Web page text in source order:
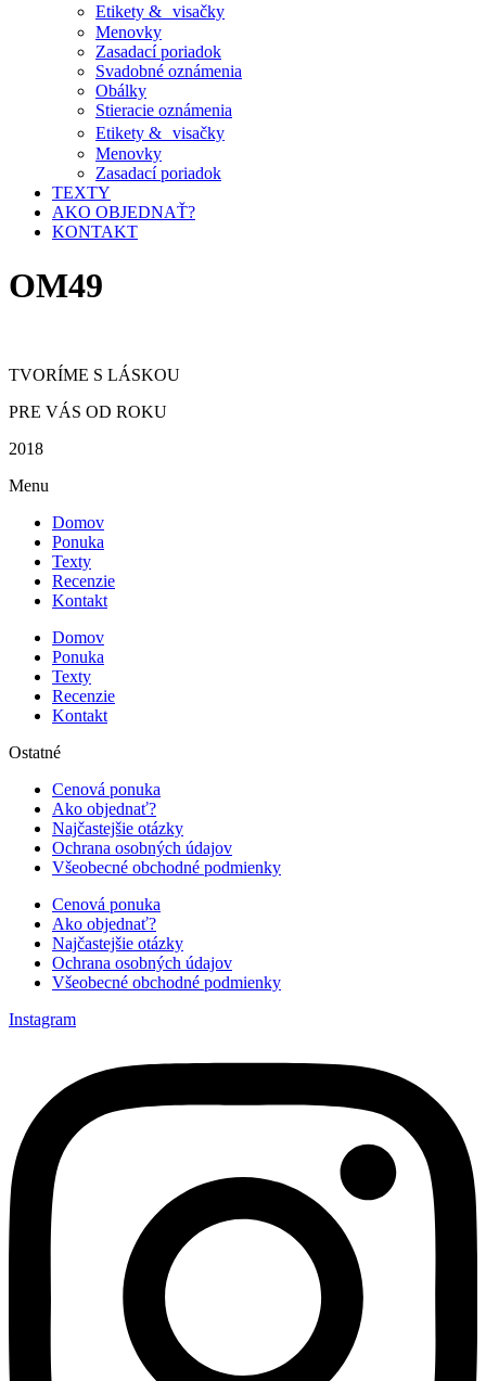
Etikety & visačky
Menovky
Zasadací poriadok
Svadobné oznámenia
Obálky
Stieracie oznámenia
Etikety & visačky
Menovky
Zasadací poriadok
TEXTY
AKO OBJEDNAŤ?
KONTAKT
OM49
TVORÍME S LÁSKOU
PRE VÁS OD ROKU
2018
Menu
Domov
Ponuka
Texty
Recenzie
Kontakt
Domov
Ponuka
Texty
Recenzie
Kontakt
Ostatné
Cenová ponuka
Ako objednať?
Najčastejšie otázky
Ochrana osobných údajov
Všeobecné obchodné podmienky
Cenová ponuka
Ako objednať?
Najčastejšie otázky
Ochrana osobných údajov
Všeobecné obchodné podmienky
Instagram